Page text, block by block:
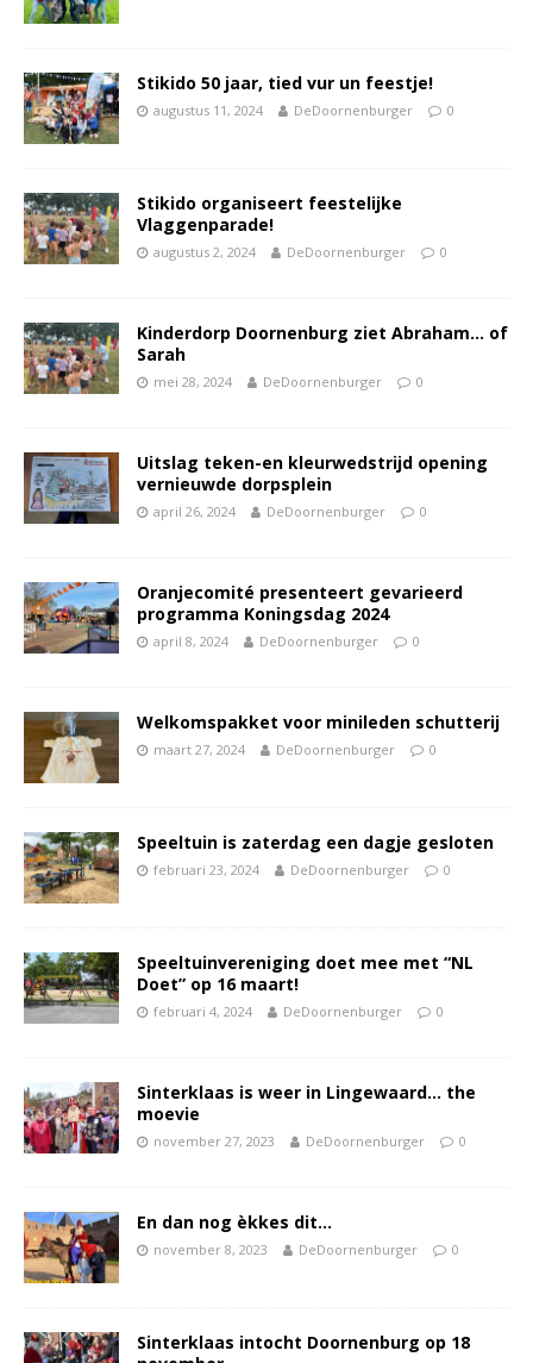
Stikido 50 jaar, tied vur un feestje!
augustus 11, 2024 DeDoornenburger 0
Stikido organiseert feestelijke
Vlaggenparade!
augustus 2, 2024 DeDoornenburger 0
Kinderdorp Doornenburg ziet Abraham… of
Sarah
mei 28, 2024 DeDoornenburger 0
Uitslag teken-en kleurwedstrijd opening
vernieuwde dorpsplein
april 26, 2024 DeDoornenburger 0
Oranjecomité presenteert gevarieerd
programma Koningsdag 2024
april 8, 2024 DeDoornenburger 0
Welkomspakket voor minileden schutterij
maart 27, 2024 DeDoornenburger 0
Speeltuin is zaterdag een dagje gesloten
februari 23, 2024 DeDoornenburger 0
Speeltuinvereniging doet mee met “NL
Doet” op 16 maart!
februari 4, 2024 DeDoornenburger 0
Sinterklaas is weer in Lingewaard… the
moevie
november 27, 2023 DeDoornenburger 0
En dan nog èkkes dit…
november 8, 2023 DeDoornenburger 0
Sinterklaas intocht Doornenburg op 18